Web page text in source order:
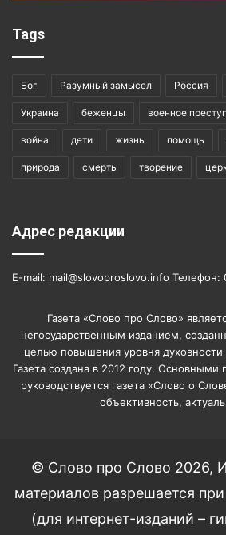
Tags
Бог Разумный замысел Россия
Украина беженцы военное
война дети жизнь помощь
природа смерть творение
Адрес редакции
E-mail: mail@slovoproslovo.info Телефон:
Газета «Слово про Слово»
негосударственным изданием,
целью повышения уровня духовности
Газета создана в 2012 году.
руководствуется газета «Слово о
объективность,
© Слово про Слово 2026,
материалов разрешается
(для интернет-изданий –